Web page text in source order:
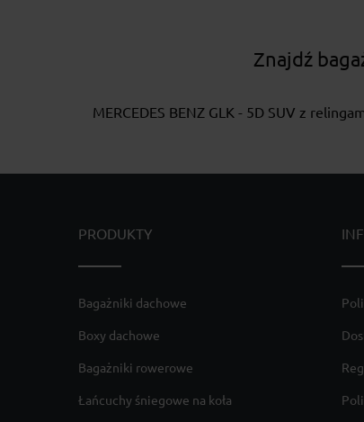
Znajdź
MERCEDES BENZ GLK - 5D SUV z
PRODUKTY
Bagażniki dachowe
Boxy dachowe
Bagażniki rowerowe
Łańcuchy śniegowe na koła